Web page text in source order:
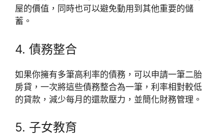
屋的價值，同時也可以避免動用到其他重要的儲
蓄。
4. 債務整合
如果你擁有多筆高利率的債務，可以申請一筆二胎
房貸，一次將這些債務整合為一筆，利率相對較低
的貸款，減少每月的還款壓力，並簡化財務管理。
5. 子女教育